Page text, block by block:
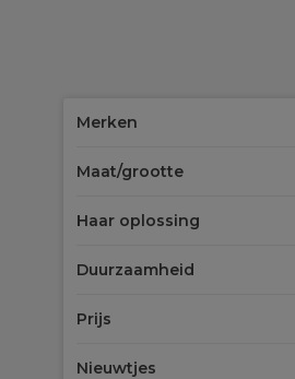
Merken
Maat/grootte
Haar oplossing
Duurzaamheid
Prijs
Nieuwtjes